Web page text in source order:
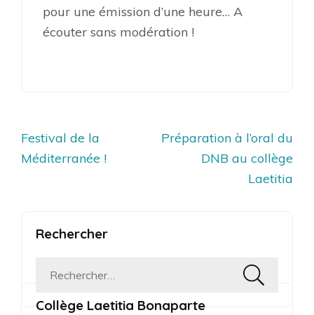
pour une émission d’une heure… A
écouter sans modération !
Navigation
de
Festival de la
Méditerranée !
Préparation à l’oral du
DNB au collège
Laetitia
Rechercher
Rechercher :
Collège Laetitia Bonaparte